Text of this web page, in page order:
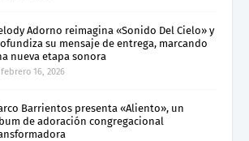
Adorno reimagina «Sonido Del Cielo» y
su mensaje de entrega, marcando
nueva etapa sonora
febrero 16, 2026
Barrientos presenta «Aliento», un
de adoración congregacional